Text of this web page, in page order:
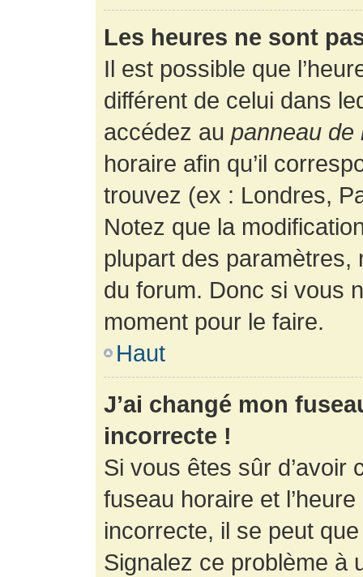
Les heures ne sont
Il est possible que
différent de celui dans
accédez au panneau de
horaire afin qu’il
trouvez (ex : Londres,
Notez que la
plupart des paramètres,
du forum. Donc si vous
moment pour le faire.
Haut
J’ai changé mon
incorrecte !
Si vous êtes sûr d’avoir
fuseau horaire et
incorrecte, il se peut
Signalez ce problème à